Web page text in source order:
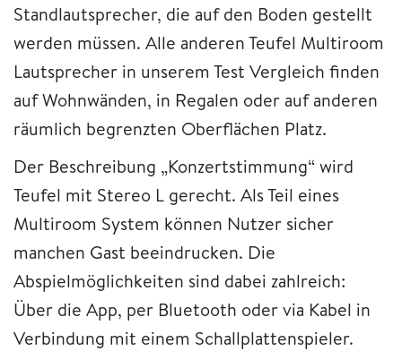
Standlautsprecher, die auf den Boden gestellt
werden müssen. Alle anderen Teufel Multiroom
Lautsprecher in unserem Test Vergleich finden
auf Wohnwänden, in Regalen oder auf anderen
räumlich begrenzten Oberflächen Platz.
Der Beschreibung „Konzertstimmung“ wird
Teufel mit Stereo L gerecht. Als Teil eines
Multiroom System können Nutzer sicher
manchen Gast beeindrucken. Die
Abspielmöglichkeiten sind dabei zahlreich:
Über die App, per Bluetooth oder via Kabel in
Verbindung mit einem Schallplattenspieler.